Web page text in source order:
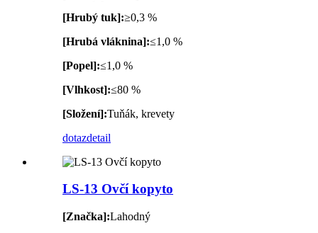
[Hrubý tuk]:≥0,3 %
[Hrubá vláknina]:≤1,0 %
[Popel]:≤1,0 %
[Vlhkost]:≤80 %
[Složení]:Tuňák, krevety
dotazdetail
LS-13 Ovčí kopyto
[Značka]:Lahodný